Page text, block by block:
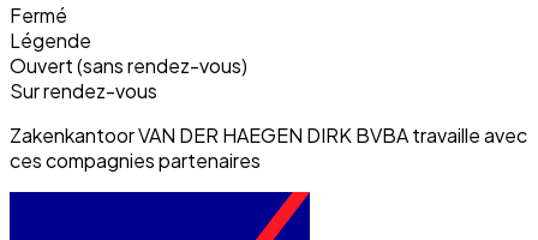
Fermé
Légende
Ouvert (sans rendez-vous)
Sur rendez-vous
Zakenkantoor VAN DER HAEGEN DIRK BVBA travaille avec
ces compagnies partenaires